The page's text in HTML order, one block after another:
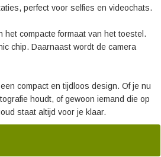
perfect voor selfies en videochats.
compacte formaat van het toestel.
chip. Daarnaast wordt de camera
compact en tijdloos design. Of je nu
houdt, of gewoon iemand die op
staat altijd voor je klaar.